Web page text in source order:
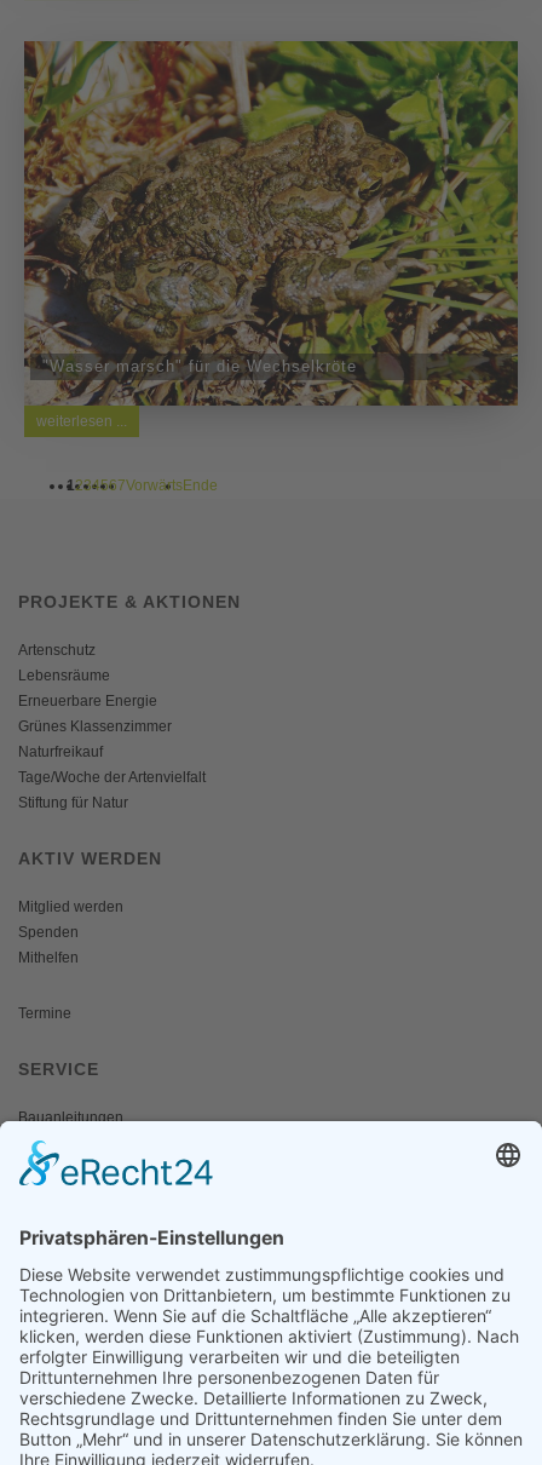
"Wasser marsch" für die Wechselkröte
weiterlesen ...
1234567VorwärtsEnde
PROJEKTE & AKTIONEN
Artenschutz
Lebensräume
Erneuerbare Energie
Grünes Klassenzimmer
Naturfreikauf
Tage/Woche der Artenvielfalt
Stiftung für Natur
AKTIV WERDEN
Mitglied werden
Spenden
Mithelfen
Termine
SERVICE
Bauanleitungen
Schulangebote
Shop
MEDIEN & PRESSE
Informationsfalter
Informativ
Otternet
natur & land
Presse
ÜBER UNS